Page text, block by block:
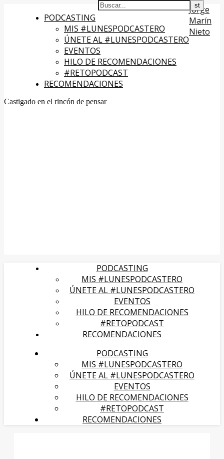
PODCASTING
MIS #LUNESPODCASTERO
ÚNETE AL #LUNESPODCASTERO
EVENTOS
HILO DE RECOMENDACIONES
#RETOPODCAST
RECOMENDACIONES
Jorge
Marín
Nieto
Castigado en el rincón de pensar
PODCASTING
MIS #LUNESPODCASTERO
ÚNETE AL #LUNESPODCASTERO
EVENTOS
HILO DE RECOMENDACIONES
#RETOPODCAST
RECOMENDACIONES
PODCASTING
MIS #LUNESPODCASTERO
ÚNETE AL #LUNESPODCASTERO
EVENTOS
HILO DE RECOMENDACIONES
#RETOPODCAST
RECOMENDACIONES